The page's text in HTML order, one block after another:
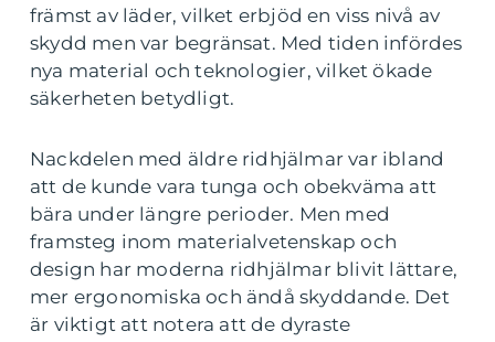
främst av läder, vilket erbjöd en viss nivå av
skydd men var begränsat. Med tiden infördes
nya material och teknologier, vilket ökade
säkerheten betydligt.
Nackdelen med äldre ridhjälmar var ibland
att de kunde vara tunga och obekväma att
bära under längre perioder. Men med
framsteg inom materialvetenskap och
design har moderna ridhjälmar blivit lättare,
mer ergonomiska och ändå skyddande. Det
är viktigt att notera att de dyraste